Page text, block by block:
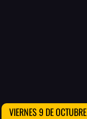
VIERNES 9 DE OCTUBRE